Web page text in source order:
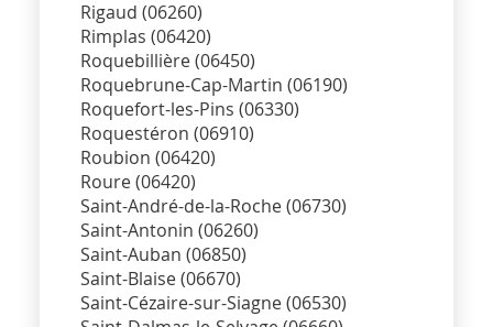
Rigaud (06260)
Rimplas (06420)
Roquebillière (06450)
Roquebrune-Cap-Martin (06190)
Roquefort-les-Pins (06330)
Roquestéron (06910)
Roubion (06420)
Roure (06420)
Saint-André-de-la-Roche (06730)
Saint-Antonin (06260)
Saint-Auban (06850)
Saint-Blaise (06670)
Saint-Cézaire-sur-Siagne (06530)